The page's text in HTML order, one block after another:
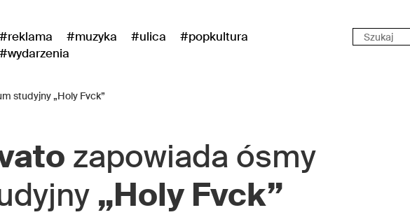
#reklama #muzyka #ulica
#popkultura
#wydarzenia
zapowiada ósmy
„Holy Fvck”